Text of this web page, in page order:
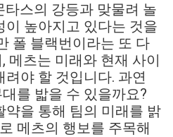
타스의 강등과 맞물려 놀
이 높아지고 있다는 것을
폴 블랙번이라는 또 다
메츠는 미래와 현재 사이
야 할 것입니다. 과연
를 밟을 수 있을까요?
약을 통해 팀의 미래를 밝
메츠의 행보를 주목해